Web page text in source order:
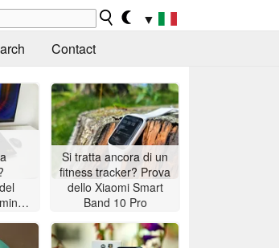
▼
Contact
Si tratta ancora di un
fitness tracker? Prova
dello Xiaomi Smart
Band 10 Pro